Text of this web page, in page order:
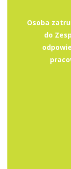
Osoba
do